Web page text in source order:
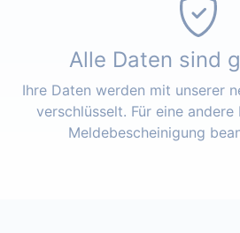
Alle Daten sind
Ihre Daten werden mit unserer
verschlüsselt. Für eine andere
Meldebescheinigung